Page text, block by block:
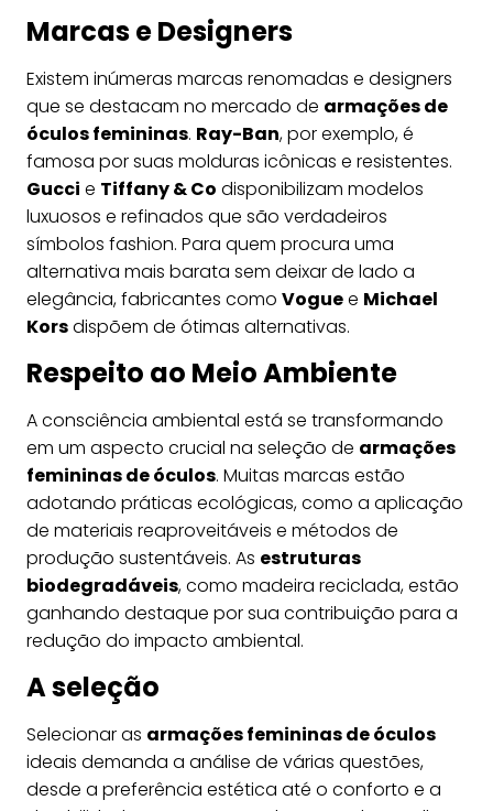
Marcas e Designers
Existem inúmeras marcas renomadas e designers
que se destacam no mercado de armações de
óculos femininas. Ray-Ban, por exemplo, é
famosa por suas molduras icônicas e resistentes.
Gucci e Tiffany & Co disponibilizam modelos
luxuosos e refinados que são verdadeiros
símbolos fashion. Para quem procura uma
alternativa mais barata sem deixar de lado a
elegância, fabricantes como Voguee Michael
Korsdispõem de ótimas alternativas.
Respeito ao Meio Ambiente
A consciência ambiental está se transformando
em um aspecto crucial na seleção de armações
femininas de óculos. Muitas marcas estão
adotando práticas ecológicas, como a aplicação
de materiais reaproveitáveis e métodos de
produção sustentáveis. As estruturas
biodegradáveis, como madeira reciclada, estão
ganhando destaque por sua contribuição para a
redução do impacto ambiental.
A seleção
Selecionar as armações femininas de óculos
ideais demanda a análise de várias questões,
desde a preferência estética até o conforto e a